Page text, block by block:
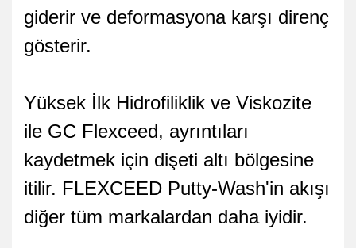
giderir ve deformasyona karşı direnç
gösterir.
Yüksek İlk Hidrofiliklik ve Viskozite
ile GC Flexceed, ayrıntıları
kaydetmek için dişeti altı bölgesine
itilir. FLEXCEED Putty-Wash'in akışı
diğer tüm markalardan daha iyidir.